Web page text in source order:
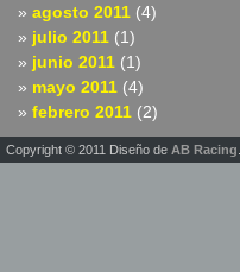
agosto 2011 (4)
julio 2011 (1)
junio 2011 (1)
mayo 2011 (4)
febrero 2011 (2)
Copyright © 2011 Diseño de AB Racing